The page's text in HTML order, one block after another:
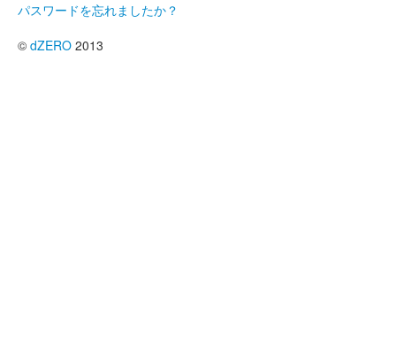
パスワードを忘れましたか？
© dZERO 2013